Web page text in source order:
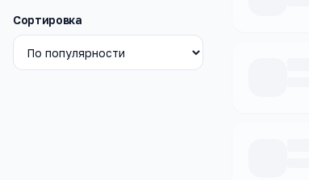
Сортировка